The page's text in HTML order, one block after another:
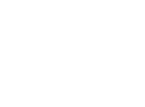
Por tercer año consecutivo, la
asociaciones culturales del
García Lorca con un nuevo